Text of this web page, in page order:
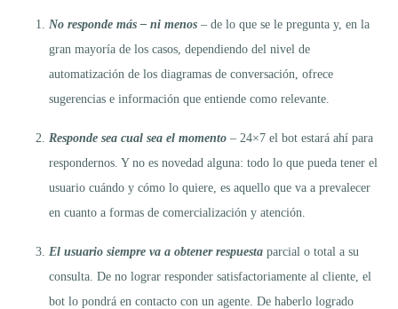
No responde más – ni menos – de lo que se le pregunta y, en la
gran mayoría de los casos, dependiendo del nivel de
automatización de los diagramas de conversación, ofrece
sugerencias e información que entiende como relevante.
Responde sea cual sea el momento – 24×7 el bot estará ahí para
respondernos. Y no es novedad alguna: todo lo que pueda tener el
usuario cuándo y cómo lo quiere, es aquello que va a prevalecer
en cuanto a formas de comercialización y atención.
El usuario siempre va a obtener respuesta parcial o total a su
consulta. De no lograr responder satisfactoriamente al cliente, el
bot lo pondrá en contacto con un agente. De haberlo logrado